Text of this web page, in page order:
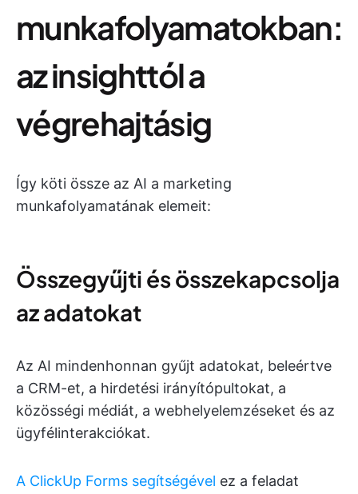
munkafolyamatokban:
az insighttól a
végrehajtásig
Így köti össze az AI a marketing
munkafolyamatának elemeit:
Összegyűjti és összekapcsolja
az adatokat
Az AI mindenhonnan gyűjt adatokat, beleértve
a CRM-et, a hirdetési irányítópultokat, a
közösségi médiát, a webhelyelemzéseket és az
ügyfélinterakciókat.
A ClickUp Forms segítségével ez a feladat